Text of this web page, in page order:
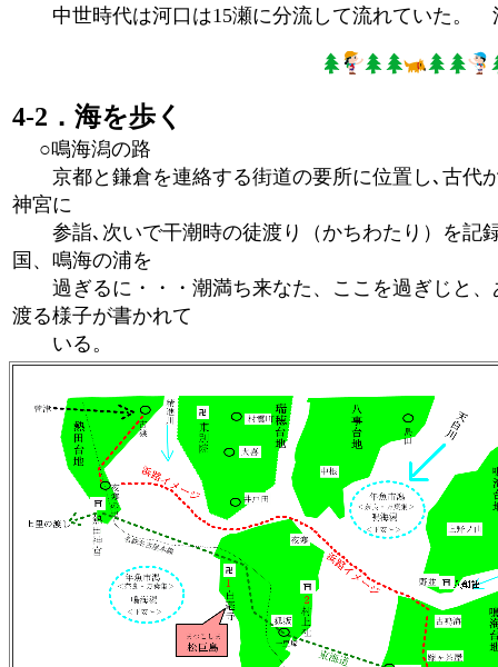
中世時代は河口は15瀬に分流して流れていた。
4-2．海を歩く
○鳴海潟の路
京都と鎌倉を連絡する街道の要所に位置し､古代
神宮に
参詣､次いで干潮時の徒渡り（かちわたり）を記
国、鳴海の浦を
過ぎるに・・・潮満ち来なた、ここを過ぎじと、
渡る様子が書かれて
いる。